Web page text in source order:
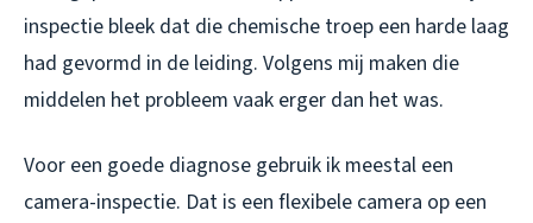
inspectie bleek dat die chemische troep een harde laag
had gevormd in de leiding. Volgens mij maken die
middelen het probleem vaak erger dan het was.
Voor een goede diagnose gebruik ik meestal een
camera-inspectie. Dat is een flexibele camera op een